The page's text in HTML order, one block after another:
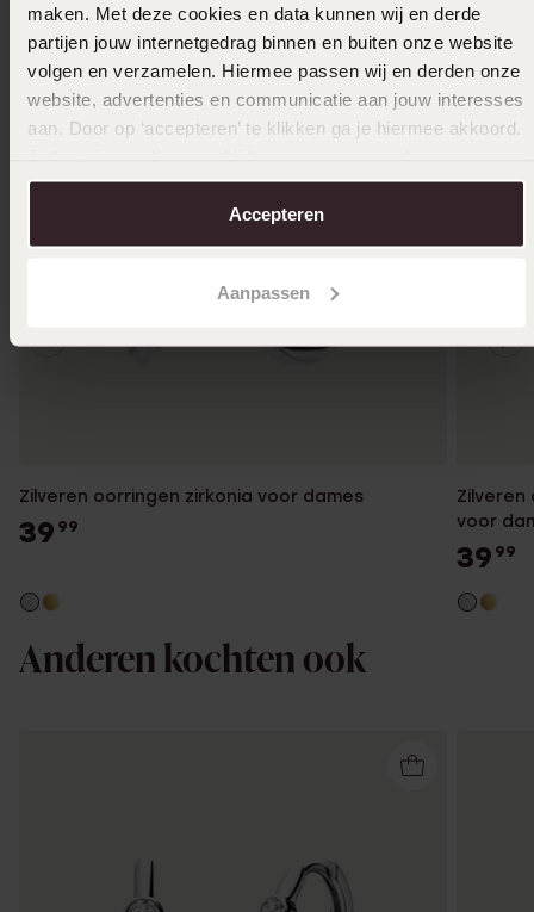
maken. Met deze cookies en data kunnen wij en derde
partijen jouw internetgedrag binnen en buiten onze website
volgen en verzamelen. Hiermee passen wij en derden onze
website, advertenties en communicatie aan jouw interesses
aan. Door op ‘accepteren’ te klikken ga je hiermee akkoord.
over in onscookiebeleid.
Accepteren
Aanpassen
Zilveren oorringen zirkonia voor dames
39 99
voor
39 99
Anderen kochten ook